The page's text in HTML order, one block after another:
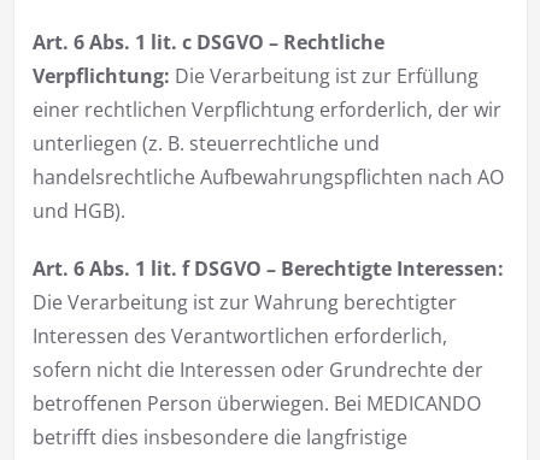
Art. 6 Abs. 1 lit. c DSGVO – Rechtliche
Verpflichtung: Die Verarbeitung ist zur Erfüllung
einer rechtlichen Verpflichtung erforderlich, der wir
unterliegen (z. B. steuerrechtliche und
handelsrechtliche Aufbewahrungspflichten nach AO
und HGB).
Art. 6 Abs. 1 lit. f DSGVO – Berechtigte Interessen:
Die Verarbeitung ist zur Wahrung berechtigter
Interessen des Verantwortlichen erforderlich,
sofern nicht die Interessen oder Grundrechte der
betroffenen Person überwiegen. Bei MEDICANDO
betrifft dies insbesondere die langfristige